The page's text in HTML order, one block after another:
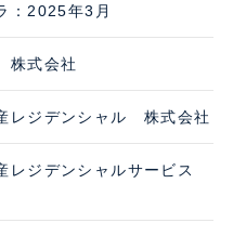
：2025年3月
式会社
レジデンシャル 株式会社
レジデンシャルサービス